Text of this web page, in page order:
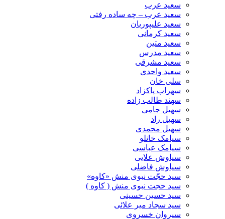
سعید عرب
سعید عرب – چه ساده رفتی
سعید علیپوریان
سعید کرمانی
سعید متین
سعید مدرس
سعید مشرقی
سعید واحدی
سلی خان
سهراب پاکزاد
سهند طالب زاده
سهیل جامی
سهیل راد
سهیل محمدی
سیامک خانلو
سیامک عباسی
سیاوش علایی
سیاوش فاضلی
سید حجّت نبوی منش «کاوه»
سید حجت نبوی منش ( کاوه )
سید حسین حسینى
سید سجاد میر علائی
سیروان خسروی